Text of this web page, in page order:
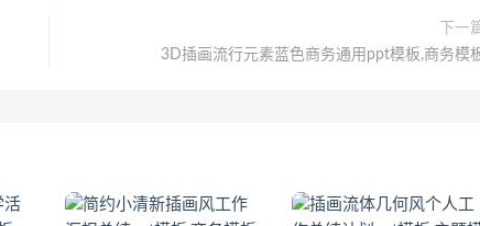
下一
3D插画流行元素蓝色商务通用ppt模板,商务模